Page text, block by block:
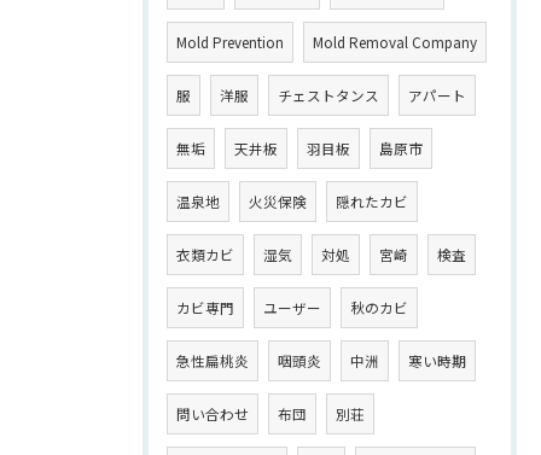
Mold Prevention Mold Removal Company
服 洋服 チェストタンス アパート
無垢 天井板 羽目板 島原市
温泉地 火災保険 隠れたカビ
衣類カビ 湿気 対処 宮崎 検査
カビ専門 ユーザー 秋のカビ
急性扁桃炎 咽頭炎 中洲 寒い時期
問い合わせ 布団 別荘